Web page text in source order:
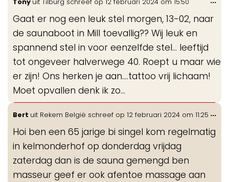
Gaat er nog een leuk stel morgen, 13-02, naar
de saunaboot in Mill toevallig?? Wij leuk en
spannend stel in voor eenzelfde stel… leeftijd
tot ongeveer halverwege 40. Roept u maar wie
er zijn! Ons herken je aan….tattoo vrij lichaam!
Moet opvallen denk ik zo…
Bert uit Rekem België schreef op 12 februari 2024 om 11:25
Hoi ben een 65 jarige bi singel kom regelmatig
in kelmonderhof op donderdag vrijdag
zaterdag dan is de sauna gemengd ben
masseur geef er ook afentoe massage aan
...